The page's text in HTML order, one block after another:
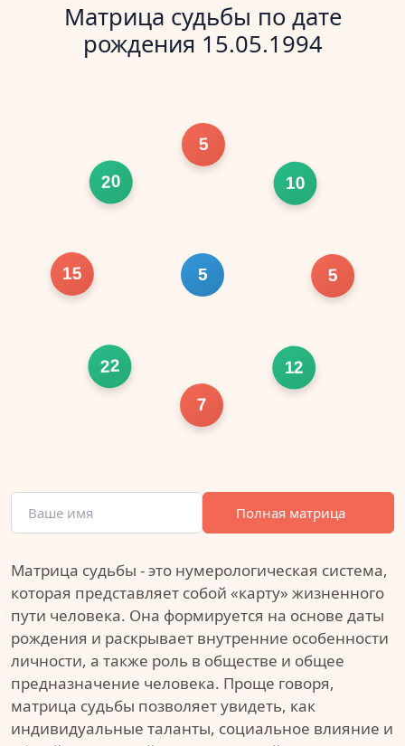
Матрица судьбы по дате
рождения 15.05.1994
15
5
5
7
20 10
12
22
5
Полная матрица
Матрица судьбы - это нумерологическая система,
которая представляет собой «карту» жизненного
пути человека. Она формируется на основе даты
рождения и раскрывает внутренние особенности
личности, а также роль в обществе и общее
предназначение человека. Проще говоря,
матрица судьбы позволяет увидеть, как
индивидуальные таланты, социальное влияние и